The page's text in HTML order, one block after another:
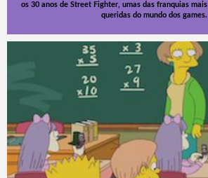
os 30 anos de Street Fighter, umas das franquias mais
queridas do mundo dos games.